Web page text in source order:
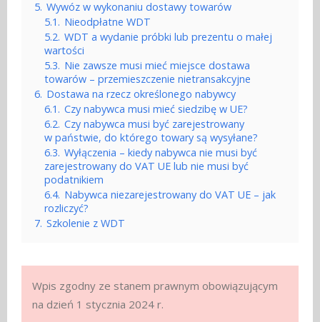
5. Wywóz w wykonaniu dostawy towarów
5.1. Nieodpłatne WDT
5.2. WDT a wydanie próbki lub prezentu o małej
wartości
5.3. Nie zawsze musi mieć miejsce dostawa
towarów – przemieszczenie nietransakcyjne
6. Dostawa na rzecz określonego nabywcy
6.1. Czy nabywca musi mieć siedzibę w UE?
6.2. Czy nabywca musi być zarejestrowany
w państwie, do którego towary są wysyłane?
6.3. Wyłączenia – kiedy nabywca nie musi być
zarejestrowany do VAT UE lub nie musi być
podatnikiem
6.4. Nabywca niezarejestrowany do VAT UE – jak
rozliczyć?
7. Szkolenie z WDT
Wpis zgodny ze stanem prawnym obowiązującym
na dzień 1 stycznia 2024 r.